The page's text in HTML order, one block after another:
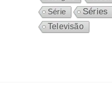
Série Séries
Televisão